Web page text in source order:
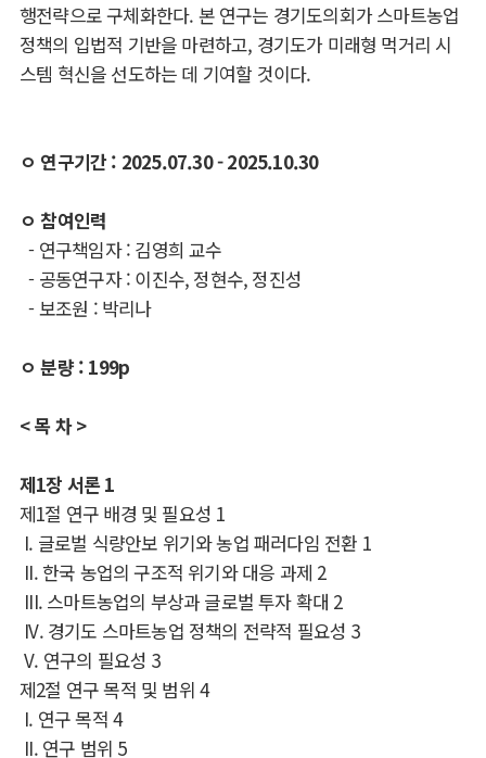
행전략으로 구체화한다. 본 연구는 경기도의회가 스마트농업
정책의 입법적 기반을 마련하고, 경기도가 미래형 먹거리 시
스템 혁신을 선도하는 데 기여할 것이다.
ㅇ 연구기간 : 2025.07.30 - 2025.10.30
ㅇ 참여인력
- 연구책임자 : 김영희 교수
- 공동연구자 : 이진수, 정현수, 정진성
- 보조원 : 박리나
ㅇ 분량 : 199p
< 목 차 >
제1장 서론1
제1절 연구 배경 및 필요성 1
I. 글로벌 식량안보 위기와 농업 패러다임 전환 1
II.한국 농업의 구조적 위기와 대응 과제 2
III. 스마트농업의 부상과 글로벌 투자 확대 2
IV. 경기도 스마트농업 정책의 전략적 필요성 3
V. 연구의 필요성 3
제2절 연구 목적 및 범위 4
I. 연구 목적 4
II. 연구 범위 5